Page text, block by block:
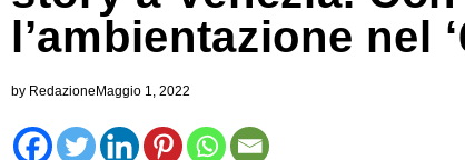
l’ambientazione nel
by Redazione Maggio 1, 2022